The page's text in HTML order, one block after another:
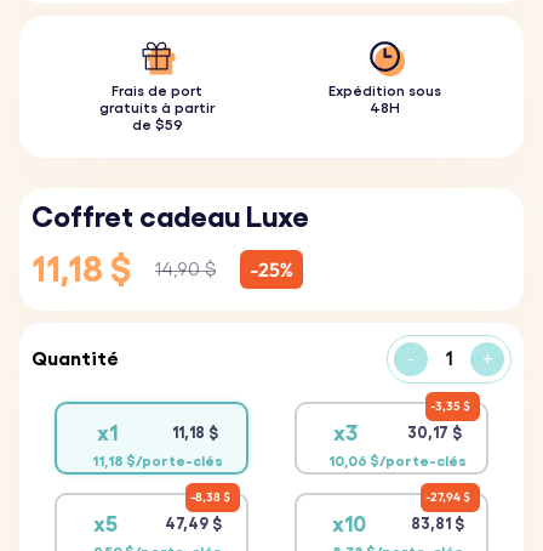
Frais de port
gratuits à partir
de $59
Expédition sous
48H
Coffret cadeau Luxe
11,18 $ 14,90 $ -25%
Quantité - +
x1 11,18 $
11,18 $/porte-clés
x3 30,17 $
10,06 $/porte-clés
3,35 $
x5 47,49 $
8,38 $
x10 83,81 $
27,94 $